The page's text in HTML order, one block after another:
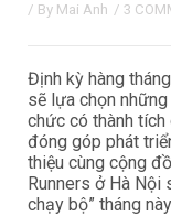
/ By Mai Anh / 3
Định kỳ hàng
sẽ lựa chọn
chức có thành tích
đóng góp phát
thiệu cùng cộng
Runners ở Hà Nội
chạy bộ” tháng